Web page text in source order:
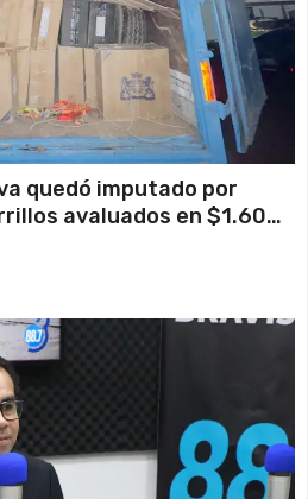
quedó imputado por
avaluados en $1.600